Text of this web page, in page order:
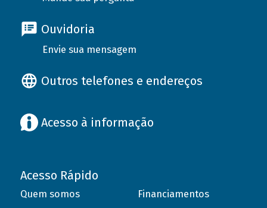
Ouvidoria
Envie sua mensagem
Outros telefones e endereços
Acesso à informação
Acesso Rápido
Quem somos
Financiamentos